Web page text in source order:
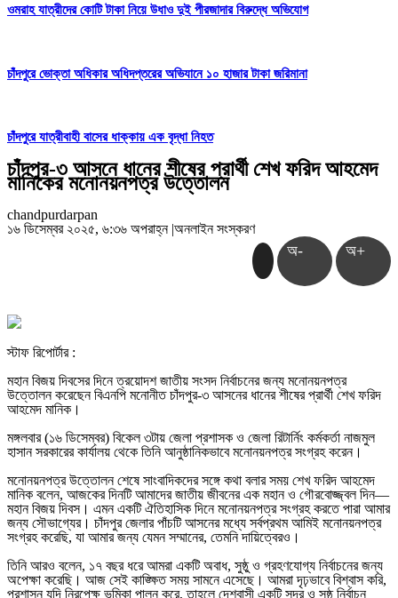
ওমরাহ যাত্রীদের কোটি টাকা নিয়ে উধাও দুই পীরজাদার বিরুদ্ধে অভিযোগ
চাঁদপুরে ভোক্তা অধিকার অধিদপ্তরের অভিযানে ১০ হাজার টাকা জরিমানা
চাঁদপুরে যাত্রীবাহী বাসের ধাক্কায় এক বৃদ্ধা নিহত
চাঁদপুর-৩ আসনে ধানের শীষের প্রার্থী শেখ ফরিদ আহমেদ
মানিকের মনোনয়নপত্র উত্তোলন
chandpurdarpan
১৬ ডিসেম্বর ২০২৫, ৬:৩৬ অপরাহ্ন |অনলাইন সংস্করণ
অ- অ+
স্টাফ রিপোর্টার :
মহান বিজয় দিবসের দিনে ত্রয়োদশ জাতীয় সংসদ নির্বাচনের জন্য মনোনয়নপত্র
উত্তোলন করেছেন বিএনপি মনোনীত চাঁদপুর-৩ আসনের ধানের শীষের প্রার্থী শেখ ফরিদ
আহমেদ মানিক।
মঙ্গলবার (১৬ ডিসেম্বর) বিকেল ৩টায় জেলা প্রশাসক ও জেলা রিটার্নিং কর্মকর্তা নাজমুল
হাসান সরকারের কার্যালয় থেকে তিনি আনুষ্ঠানিকভাবে মনোনয়নপত্র সংগ্রহ করেন।
মনোনয়নপত্র উত্তোলন শেষে সাংবাদিকদের সঙ্গে কথা বলার সময় শেখ ফরিদ আহমেদ
মানিক বলেন, আজকের দিনটি আমাদের জাতীয় জীবনের এক মহান ও গৌরবোজ্জ্বল দিন—
মহান বিজয় দিবস। এমন একটি ঐতিহাসিক দিনে মনোনয়নপত্র সংগ্রহ করতে পারা আমার
জন্য সৌভাগ্যের। চাঁদপুর জেলার পাঁচটি আসনের মধ্যে সর্বপ্রথম আমিই মনোনয়নপত্র
সংগ্রহ করেছি, যা আমার জন্য যেমন সম্মানের, তেমনি দায়িত্বেরও।
তিনি আরও বলেন, ১৭ বছর ধরে আমরা একটি অবাধ, সুষ্ঠু ও গ্রহণযোগ্য নির্বাচনের জন্য
অপেক্ষা করেছি। আজ সেই কাঙ্ক্ষিত সময় সামনে এসেছে। আমরা দৃঢ়ভাবে বিশ্বাস করি,
প্রশাসন যদি নিরপেক্ষ ভূমিকা পালন করে, তাহলে দেশবাসী একটি সুন্দর ও সুষ্ঠু নির্বাচন